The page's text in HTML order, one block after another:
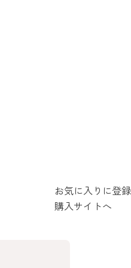
お気に入りに登録
購入サイトへ